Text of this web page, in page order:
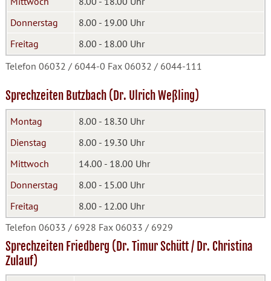
Donnerstag
8.00 - 19.00 Uhr
Freitag
8.00 - 18.00 Uhr
Telefon 06032 / 6044-0 Fax 06032 / 6044-111
Sprechzeiten Butzbach (Dr. Ulrich Weßling)
Montag
8.00 - 18.30 Uhr
Dienstag
8.00 - 19.30 Uhr
Mittwoch
14.00 - 18.00 Uhr
Donnerstag
8.00 - 15.00 Uhr
Freitag
8.00 - 12.00 Uhr
Telefon 06033 / 6928 Fax 06033 / 6929
Sprechzeiten Friedberg (Dr. Timur Schütt / Dr. Christina
Zulauf)